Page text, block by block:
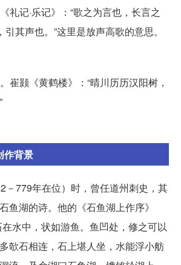
礼记·乐记》：“歌之为言也，长言之
引其声也。”这里是放声高歌的意思。
崔颢《黄鹤楼》：“晴川历历汉阳树，
作背景
－779年在位）时，曾任道州刺史，其
鱼湖的诗。他的《石鱼湖上作序》
水中，状如游鱼。鱼凹处，修之可以
欹石相连，石上堪人坐，水能浮小舫